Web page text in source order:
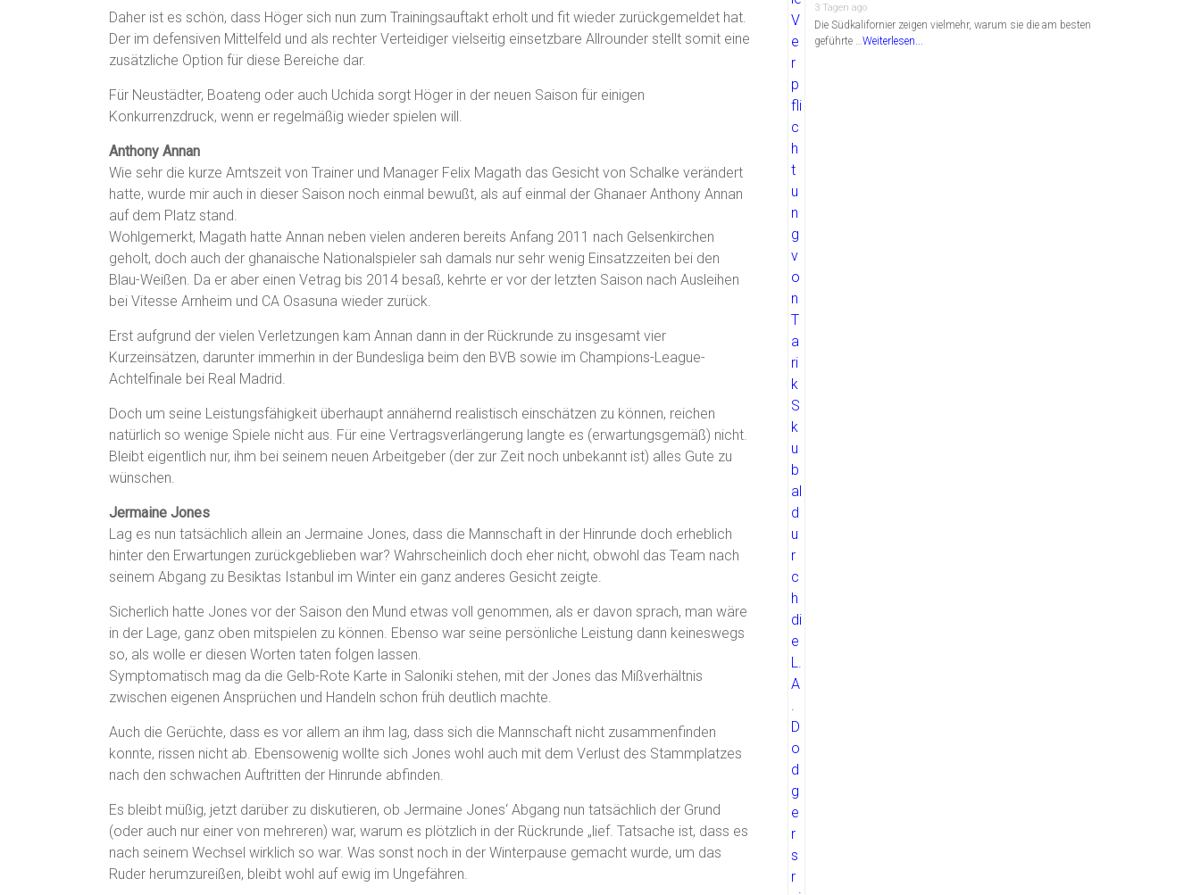
Daher ist es schön, dass Höger sich nun zum Trainingsauftakt erholt und fit wieder zurückgemeldet hat.
Der im defensiven Mittelfeld und als rechter Verteidiger vielseitig einsetzbare Allrounder stellt somit eine
zusätzliche Option für diese Bereiche dar.
Für Neustädter, Boateng oder auch Uchida sorgt Höger in der neuen Saison für einigen
Konkurrenzdruck, wenn er regelmäßig wieder spielen will.
Anthony Annan
Wie sehr die kurze Amtszeit von Trainer und Manager Felix Magath das Gesicht von Schalke verändert
hatte, wurde mir auch in dieser Saison noch einmal bewußt, als auf einmal der Ghanaer Anthony Annan
auf dem Platz stand.
Wohlgemerkt, Magath hatte Annan neben vielen anderen bereits Anfang 2011 nach Gelsenkirchen
geholt, doch auch der ghanaische Nationalspieler sah damals nur sehr wenig Einsatzzeiten bei den
Blau-Weißen. Da er aber einen Vetrag bis 2014 besaß, kehrte er vor der letzten Saison nach Ausleihen
bei Vitesse Arnheim und CA Osasuna wieder zurück.
Erst aufgrund der vielen Verletzungen kam Annan dann in der Rückrunde zu insgesamt vier
Kurzeinsätzen, darunter immerhin in der Bundesliga beim den BVB sowie im Champions-League-
Achtelfinale bei Real Madrid.
Doch um seine Leistungsfähigkeit überhaupt annähernd realistisch einschätzen zu können, reichen
natürlich so wenige Spiele nicht aus. Für eine Vertragsverlängerung langte es (erwartungsgemäß) nicht.
Bleibt eigentlich nur, ihm bei seinem neuen Arbeitgeber (der zur Zeit noch unbekannt ist) alles Gute zu
wünschen.
Jermaine Jones
Lag es nun tatsächlich allein an Jermaine Jones, dass die Mannschaft in der Hinrunde doch erheblich
hinter den Erwartungen zurückgeblieben war? Wahrscheinlich doch eher nicht, obwohl das Team nach
seinem Abgang zu Besiktas Istanbul im Winter ein ganz anderes Gesicht zeigte.
Sicherlich hatte Jones vor der Saison den Mund etwas voll genommen, als er davon sprach, man wäre
in der Lage, ganz oben mitspielen zu können. Ebenso war seine persönliche Leistung dann keineswegs
so, als wolle er diesen Worten taten folgen lassen.
Symptomatisch mag da die Gelb-Rote Karte in Saloniki stehen, mit der Jones das Mißverhältnis
zwischen eigenen Ansprüchen und Handeln schon früh deutlich machte.
Auch die Gerüchte, dass es vor allem an ihm lag, dass sich die Mannschaft nicht zusammenfinden
konnte, rissen nicht ab. Ebensowenig wollte sich Jones wohl auch mit dem Verlust des Stammplatzes
nach den schwachen Auftritten der Hinrunde abfinden.
Es bleibt müßig, jetzt darüber zu diskutieren, ob Jermaine Jones‘ Abgang nun tatsächlich der Grund
(oder auch nur einer von mehreren) war, warum es plötzlich in der Rückrunde „lief. Tatsache ist, dass es
nach seinem Wechsel wirklich so war. Was sonst noch in der Winterpause gemacht wurde, um das
Ruder herumzureißen, bleibt wohl auf ewig im Ungefähren.
3 Tagen ago
Die Südkalifornier zeigen vielmehr, warum sie die am besten
geführte …Weiterlesen...